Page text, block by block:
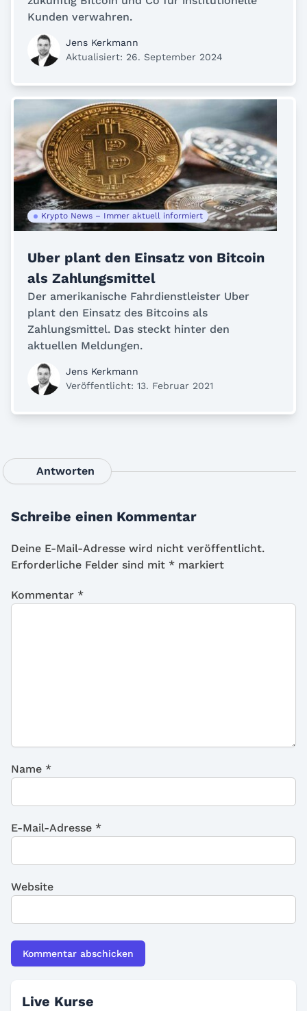
Kunden verwahren.
Jens Kerkmann
Aktualisiert: 26. September 2024
Krypto News – Immer aktuell informiert
Uber plant den Einsatz von Bitcoin
als Zahlungsmittel
Der amerikanische Fahrdienstleister Uber
plant den Einsatz des Bitcoins als
Zahlungsmittel. Das steckt hinter den
aktuellen Meldungen.
Jens Kerkmann
Veröffentlicht: 13. Februar 2021
Antworten
Schreibe einen Kommentar
Deine E-Mail-Adresse wird nicht veröffentlicht.
Erforderliche Felder sind mit * markiert
Kommentar *
Name *
E-Mail-Adresse *
Website
Live Kurse